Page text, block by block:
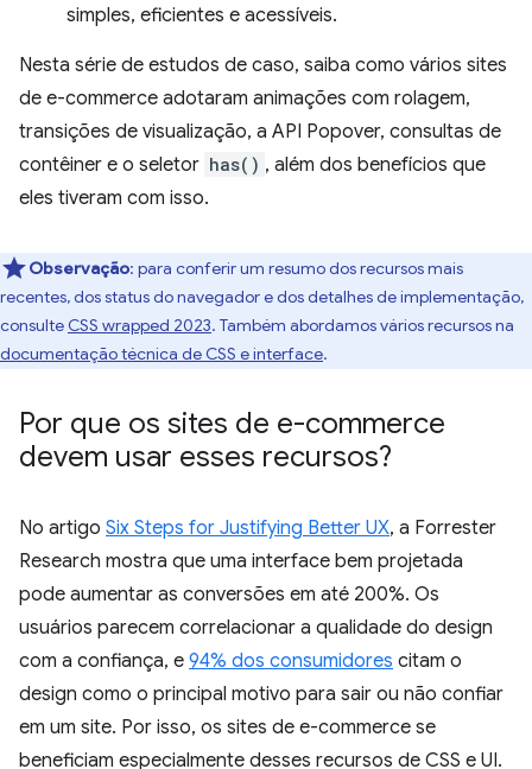
simples, eficientes e acessíveis.
Nesta série de estudos de caso, saiba como vários sites
de e-commerce adotaram animações com rolagem,
transições de visualização, a API Popover, consultas de
contêiner e o seletor has() , além dos benefícios que
eles tiveram com isso.
Observação: para conferir um resumo dos recursos mais
recentes, dos status do navegador e dos detalhes de implementação,
consulte CSS wrapped 2023. Também abordamos vários recursos na
documentação técnica de CSS e interface.
Por que os sites de e-commerce
devem usar esses recursos?
No artigo Six Steps for Justifying Better UX, a Forrester
Research mostra que uma interface bem projetada
pode aumentar as conversões em até 200%. Os
usuários parecem correlacionar a qualidade do design
com a confiança, e 94% dos consumidores citam o
design como o principal motivo para sair ou não confiar
em um site. Por isso, os sites de e-commerce se
beneficiam especialmente desses recursos de CSS e UI.